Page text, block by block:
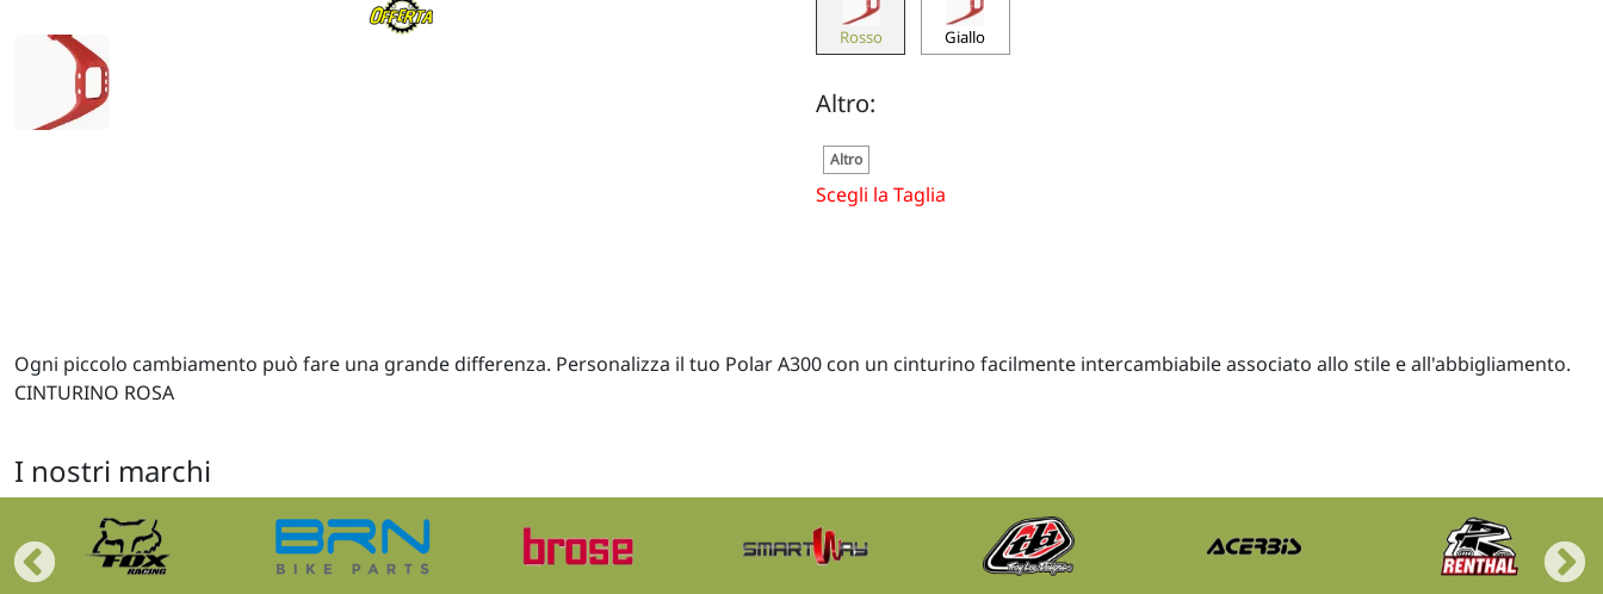
Rosso Giallo
Altro:
Altro
Scegli la Taglia
Ogni piccolo cambiamento può fare una grande differenza. Personalizza il tuo Polar A300 con un cinturino facilmente intercambiabile associato allo stile e all'abbigliamento.
CINTURINO ROSA
I nostri marchi